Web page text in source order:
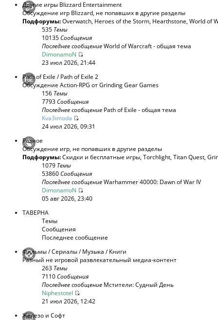
Другие игры Blizzard Entertainment
Обсуждение игр Blizzard, не попавших в другие разделы
Подфорумы:Overwatch, Heroes of the Storm, Hearthstone, World of
535 Темы
10135Сообщения
Последнее сообщениеWorld of Warcraft - общая тема
DimonamoN
23 июл 2026, 21:44
Path of Exile / Path of Exile 2
Обсуждение Action-RPG от Grinding Gear Games
156 Темы
7793Сообщения
Последнее сообщение Path of Exile - общая тема
Kva3imoda
24 июл 2026, 09:31
Разное
Обсуждение игр, не попавших в другие разделы
Подфорумы:Скидки и бесплатные игры, Torchlight, Titan Quest,
1079 Темы
53860Сообщения
Последнее сообщениеWarhammer 40000: Dawn of War IV
DimonamoN
05 авг 2026, 23:40
ТАВЕРНА
Темы
Сообщения
Последнее сообщение
Фильмы / Сериалы / Музыка / Книги
Разный не игровой развлекательный медиа-контент
263 Темы
7110Сообщения
Последнее сообщение Мстители: Судный День
Niphestotel
21 июл 2026, 12:42
Железо и Софт